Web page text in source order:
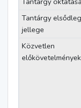
Tantárgy
jellege
Közvetlen
előkövetelmények